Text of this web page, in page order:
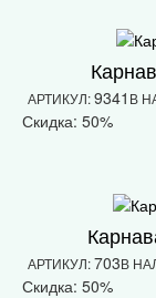
АРТИКУЛ:9341 В
Скидка: 50%
АРТИКУЛ:703В
Скидка: 50%